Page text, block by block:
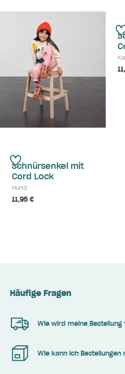
Schnürsenkel mit
Cord Lock
Hund
11,95 €
Häufige Fragen
Wie wird meine
Wie kann ich Bestellungen